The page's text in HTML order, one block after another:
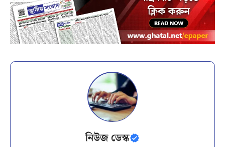
নিউজ ডেস্ক